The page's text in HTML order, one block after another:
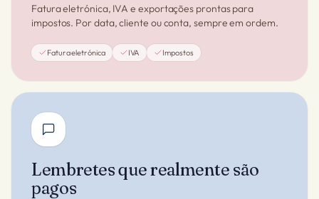
Fatura eletrónica, IVA e exportações prontas para
impostos. Por data, cliente ou conta, sempre em ordem.
Fatura eletrónica IVA Impostos
Lembretes que realmente são
pagos